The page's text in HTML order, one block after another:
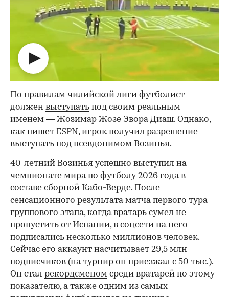
По правилам чилийской лиги футболист
должен выступать под своим реальным
именем — Жозимар Жозе Эвора Диаш. Однако,
как пишет ESPN, игрок получил разрешение
выступать под псевдонимом Возинья.
40-летний Возинья успешно выступил на
чемпионате мира по футболу 2026 года в
составе сборной Кабо-Верде. После
сенсационного результата матча первого тура
группового этапа, когда вратарь сумел не
пропустить от Испании, в соцсети на него
подписались несколько миллионов человек.
Сейчас его аккаунт насчитывает 29,5 млн
подписчиков (на турнир он приезжал с 50 тыс.).
Он стал рекордсменом среди вратарей по этому
показателю, а также одним из самых